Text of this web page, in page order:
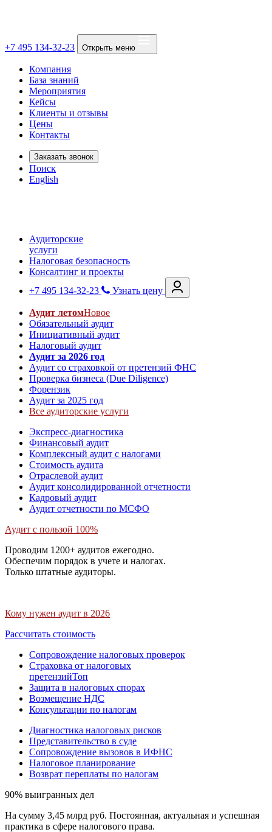
+7 495 134-32-23 Открыть меню
Компания
База знаний
Мероприятия
Кейсы
Клиенты и отзывы
Цены
Контакты
Заказать звонок
Поиск
English
Аудиторские
услуги
Налоговая безопасность
Консалтинг и проекты
+7 495 134-32-23
Узнать цену
Аудит летомНовое
Обязательный аудит
Инициативный аудит
Налоговый аудит
Аудит за 2026 год
Аудит со страховкой от претензий ФНС
Проверка бизнеса (Due Diligence)
Форензик
Аудит за 2025 год
Все аудиторские услуги
Экспресс-диагностика
Финансовый аудит
Комплексный аудит с налогами
Стоимость аудита
Отраслевой аудит
Аудит консолидированной отчетности
Кадровый аудит
Аудит отчетности по МСФО
Аудит с пользой 100%
Проводим 1200+ аудитов ежегодно.
Обеспечим порядок в учете и налогах.
Только штатные аудиторы.
Кому нужен аудит в 2026
Рассчитать стоимость
Сопровождение налоговых проверок
Страховка от налоговых
претензийТоп
Защита в налоговых спорах
Возмещение НДС
Консультации по налогам
Диагностика налоговых рисков
Представительство в суде
Сопровождение вызовов в ИФНС
Налоговое планирование
Возврат переплаты по налогам
90% выигранных дел
На сумму 3,45 млрд руб. Постоянная, актуальная и успешная
практика в сфере налогового права.